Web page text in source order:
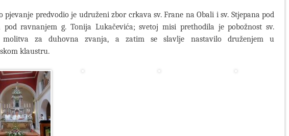
pjevanje predvodio je udruženi zbor crkava sv. Frane na Obali i sv. Stjepana pod
pod ravnanjem g. Tonija Lukačevića; svetoj misi prethodila je pobožnost sv.
za duhovna zvanja, a zatim se slavlje nastavilo druženjem u
klaustru.